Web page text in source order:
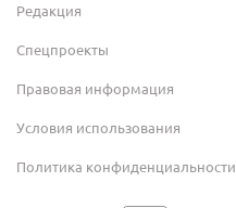
Редакция
Спецпроекты
Правовая информация
Условия использования
Политика конфиденциальности